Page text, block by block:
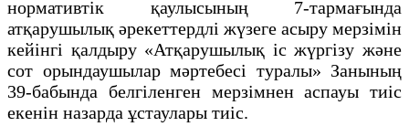
нормативтік қаулысының 7-тармағында
атқарушылық әрекеттердлі жүзеге асыру мерзімін
кейінгі қалдыру «Атқарушылық іс жүргізу және
сот орындаушылар мәртебесі туралы» Занының
39-бабында белгіленген мерзімнен аспауы тиіс
екенін назарда ұстаулары тиіс.